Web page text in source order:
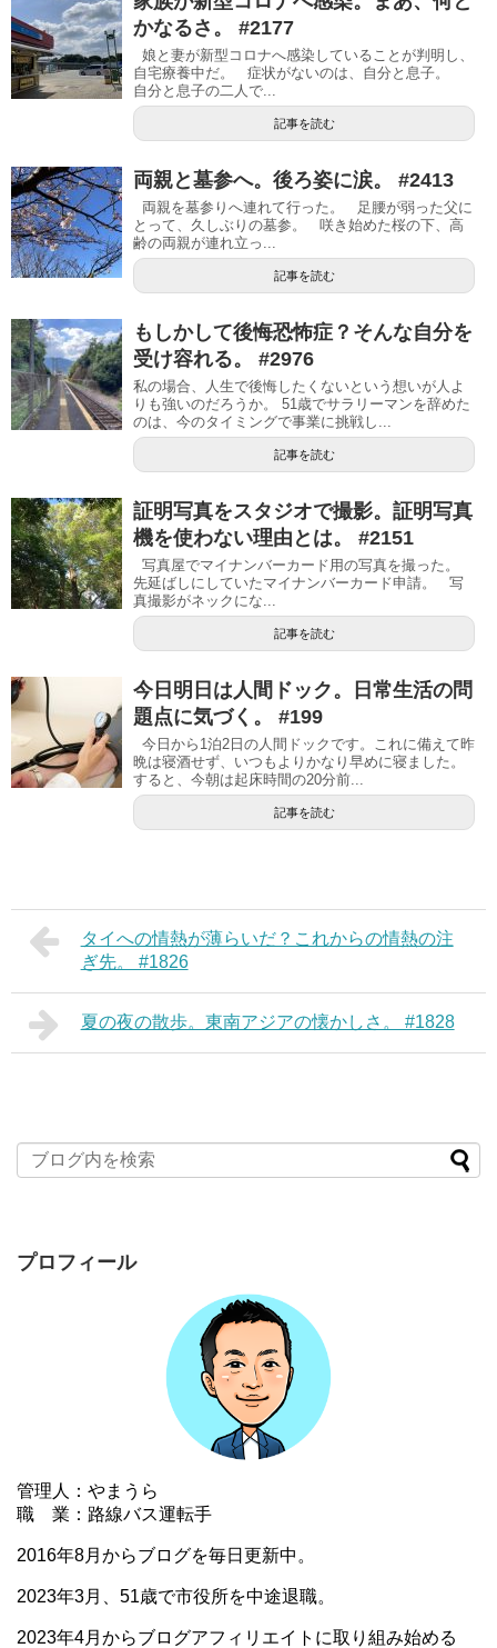
かなるさ。 #2177
娘と妻が新型コロナへ感染していることが判明し、
自宅療養中だ。 症状がないのは、自分と息子。
自分と息子の二人で...
記事を読む
両親と墓参へ。後ろ姿に涙。 #2413
両親を墓参りへ連れて行った。 足腰が弱った父に
とって、久しぶりの墓参。 咲き始めた桜の下、高
齢の両親が連れ立っ...
記事を読む
もしかして後悔恐怖症？そんな自分を
受け容れる。 #2976
私の場合、人生で後悔したくないという想いが人よ
りも強いのだろうか。 51歳でサラリーマンを辞めた
のは、今のタイミングで事業に挑戦し...
記事を読む
証明写真をスタジオで撮影。証明写真
機を使わない理由とは。 #2151
写真屋でマイナンバーカード用の写真を撮った。
先延ばしにしていたマイナンバーカード申請。 写
真撮影がネックにな...
記事を読む
今日明日は人間ドック。日常生活の問
題点に気づく。 #199
今日から1泊2日の人間ドックです。これに備えて昨
晩は寝酒せず、いつもよりかなり早めに寝ました。
すると、今朝は起床時間の20分前...
記事を読む
タイへの情熱が薄らいだ？これからの情熱の注
ぎ先。 #1826
夏の夜の散歩。東南アジアの懐かしさ。 #1828
プロフィール
管理人：やまうら
職 業：路線バス運転手
2016年8月からブログを毎日更新中。
2023年3月、51歳で市役所を中途退職。
2023年4月からブログアフィリエイトに取り組み始める